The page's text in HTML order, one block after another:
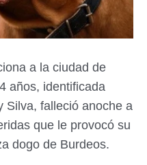
a la ciudad de
años, identificada
Silva, falleció anoche a
que le provocó su
dogo de Burdeos.